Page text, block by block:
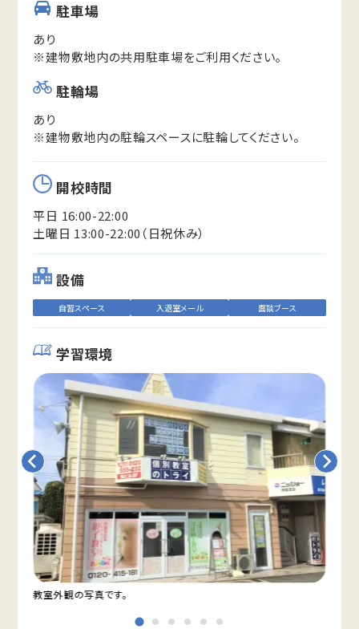
駐車場
あり
※建物敷地内の共用駐車場をご利用ください。
駐輪場
あり
※建物敷地内の駐輪スペースに駐輪してください。
開校時間
平日 16:00-22:00
土曜日 13:00-22:00（日祝休み）
設備
自習スペース 入退室メール 面談ブース
学習環境
教室外観の写真です。